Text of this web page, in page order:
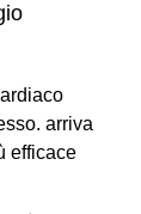
arriva
efficace